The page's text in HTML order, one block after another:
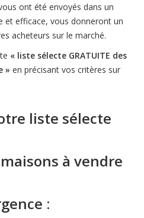
ont été envoyés dans un
et efficace, vous donneront un
acheteurs sur le marché.
« liste sélecte GRATUITE des
» en précisant vos critères sur
liste sélecte
maisons à vendre
: